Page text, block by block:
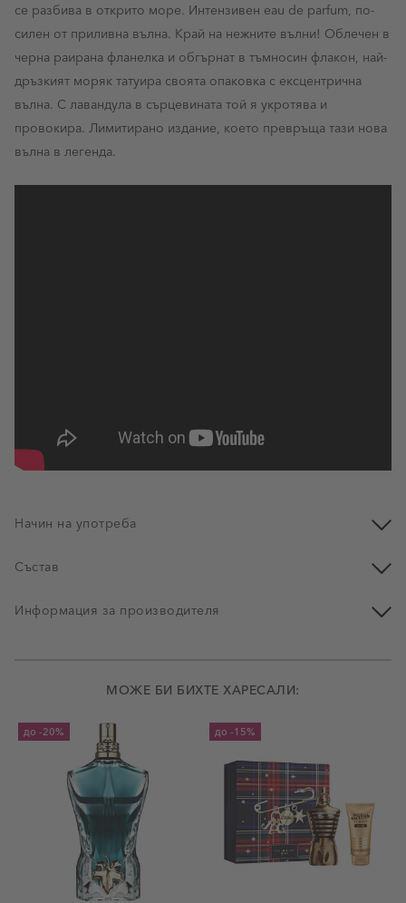
се разбива в открито море. Интензивен eau de parfum, по-
силен от приливна вълна. Край на нежните вълни! Облечен в
черна раирана фланелка и обгърнат в тъмносин флакон, най-
дръзкият моряк татуира своята опаковка с ексцентрична
вълна. С лавандула в сърцевината той я укротява и
провокира. Лимитирано издание, което превръща тази нова
вълна в легенда.
Начин на употреба
Състав
Информация за производителя
МОЖЕ БИ БИХТЕ ХАРЕСАЛИ:
до -20% до -15%